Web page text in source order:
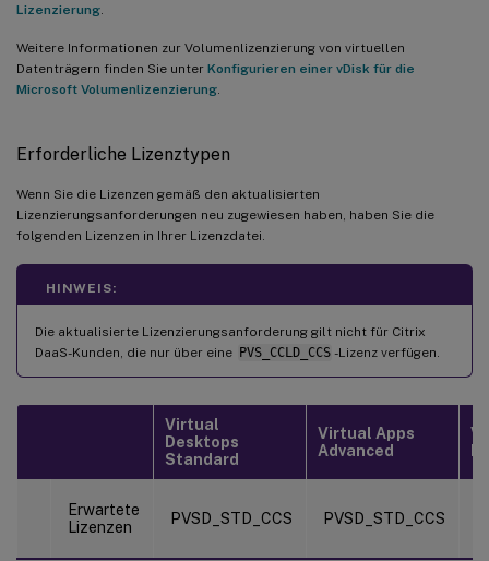
Lizenzierung
Weitere Informationen zur Volumenlizenzierung von virtuellen
Datenträgern finden Sie unter Konfigurieren einer vDisk für die
Microsoft Volumenlizenzierung
Erforderliche Lizenztypen
Wenn Sie die Lizenzen gemäß den aktualisierten
Lizenzierungsanforderungen neu zugewiesen haben, haben Sie die
folgenden Lizenzen in Ihrer Lizenzdatei.
HINWEIS:
Die aktualisierte Lizenzierungsanforderung gilt nicht für Citrix
DaaS-Kunden, die nur über eine PVS_CCLD_CCS -Lizenz verfügen.
Virtual
Desktops
Standard
Virtual Apps
Advanced
Erwartete
Lizenzen
PVSD_STD_CCS PVSD_STD_CCS